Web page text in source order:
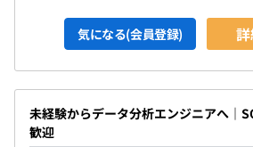
気になる(会員登録)
未経験からデータ分析エンジニアへ｜
歓迎